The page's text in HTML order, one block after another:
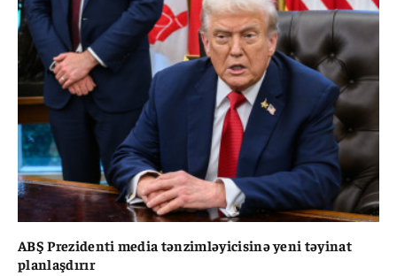
ABŞ Prezidenti media tənzimləyicisinə yeni təyinat
planlaşdırır